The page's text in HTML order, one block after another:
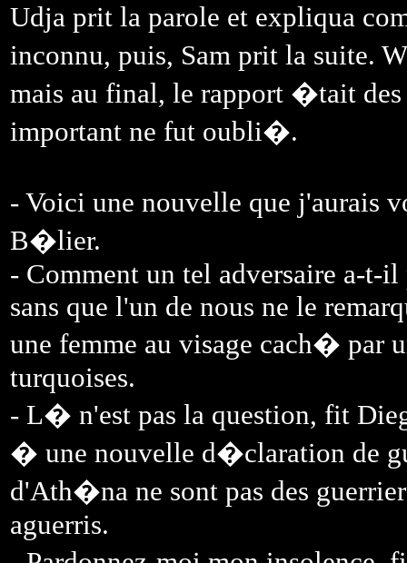
Udja prit la parole et expliqua
inconnu, puis, Sam prit la suite.
mais au final, le rapport �tait
important ne fut oubli�.
- Voici une nouvelle que j'aurais
B�lier.
- Comment un tel adversaire a-t-
sans que l'un de nous ne le
une femme au visage cach� par
turquoises.
- L� n'est pas la question, fit
� une nouvelle d�claration de
d'Ath�na ne sont pas des
aguerris.